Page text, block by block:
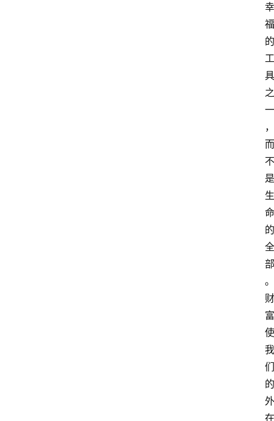
幸
福
的
工
具
之
一
，
而
不
是
生
命
的
全
部
。
财
富
使
我
们
的
外
在